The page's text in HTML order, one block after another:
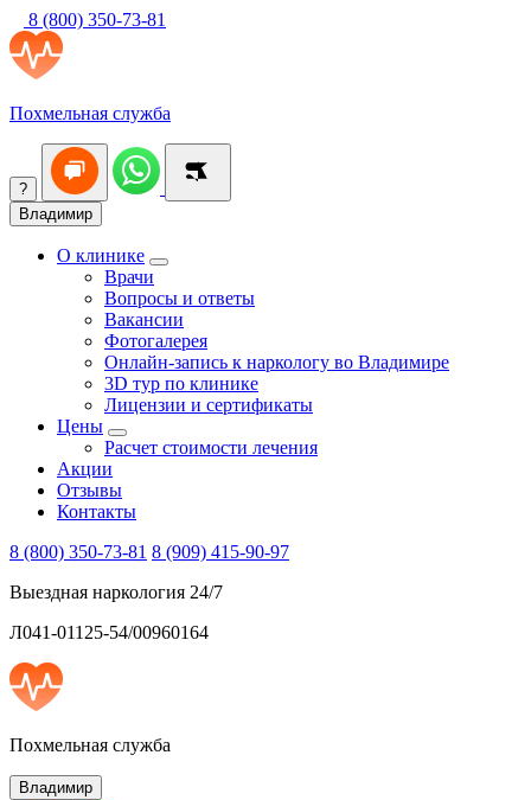
8 (800) 350-73-81
Похмельная служба
?
Владимир
О клинике
Врачи
Вопросы и ответы
Вакансии
Фотогалерея
Онлайн-запись к наркологу во Владимире
3D тур по клинике
Лицензии и сертификаты
Цены
Расчет стоимости лечения
Акции
Отзывы
Контакты
8 (800) 350-73-81 8 (909) 415-90-97
Выездная наркология 24/7
Л041-01125-54/00960164
Похмельная служба
Владимир